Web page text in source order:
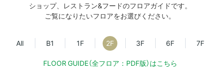
ショップ、レストラン&フードのフロアガイドです。
ご覧になりたいフロアをお選びください。
All B1 1F 2F 3F 6F 7F
FLOOR GUIDE（全フロア：PDF版）はこちら